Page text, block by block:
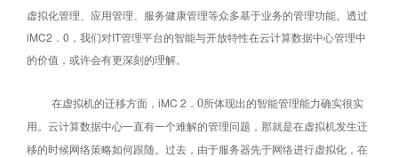
虚拟化管理、应用管理、服务健康管理等众多基于业务的管理功能。透过
iMC2．0，我们对IT管理平台的智能与开放特性在云计算数据中心管理中
的价值，或许会有更深刻的理解。
在虚拟机的迁移方面，iMC 2． 0所体现出的智能管理能力确实很实
用。云计算数据中心一直有一个难解的管理问题，那就是在虚拟机发生迁
移的时候网络策略如何跟随。过去，由于服务器先于网络进行虚拟化，在